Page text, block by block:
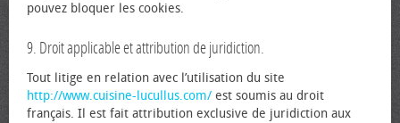
pouvez bloquer les cookies.
9. Droit applicable et attribution de juridiction.
Tout litige en relation avec l’utilisation du site
http://www.cuisine-lucullus.com/ est soumis au droit
français. Il est fait attribution exclusive de juridiction aux